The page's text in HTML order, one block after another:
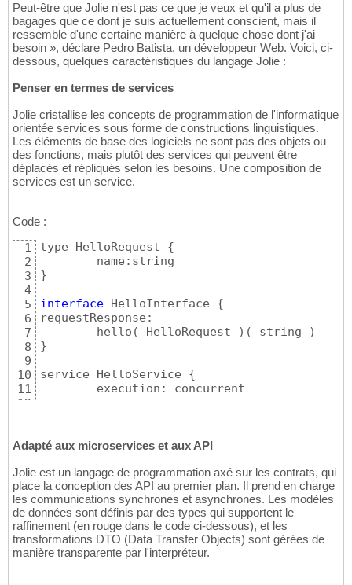
Peut-être que Jolie n'est pas ce que je veux et qu'il a plus de
bagages que ce dont je suis actuellement conscient, mais il
ressemble d'une certaine manière à quelque chose dont j'ai
besoin », déclare Pedro Batista, un développeur Web. Voici, ci-
dessous, quelques caractéristiques du langage Jolie :
Penser en termes de services
Jolie cristallise les concepts de programmation de l'informatique
orientée services sous forme de constructions linguistiques.
Les éléments de base des logiciels ne sont pas des objets ou
des fonctions, mais plutôt des services qui peuvent être
déplacés et répliqués selon les besoins. Une composition de
services est un service.
Code :
1
2
3
4
5
6
7
8
9
10
11
12
15
17
18
19
20
21
22
23
type HelloRequest {
}
interface HelloInterface {
requestResponse:
	hello
( HelloRequest ) ( string
)
}
service HelloService {
		protocol: http
}
	main
{
		hello
( request )( response
			response =
}
}
Adapté aux microservices et aux API
Jolie est un langage de programmation axé sur les contrats, qui
place la conception des API au premier plan. Il prend en charge
les communications synchrones et asynchrones. Les modèles
de données sont définis par des types qui supportent le
raffinement (en rouge dans le code ci-dessous), et les
transformations DTO (Data Transfer Objects) sont gérées de
manière transparente par l'interpréteur.